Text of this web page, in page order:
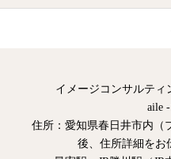
イメージコンサルティ
aile
住所：愛知県春日井市内（
後、住所詳細をお